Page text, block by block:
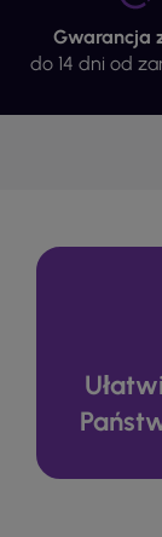
Gwarancja
do 14 dni od